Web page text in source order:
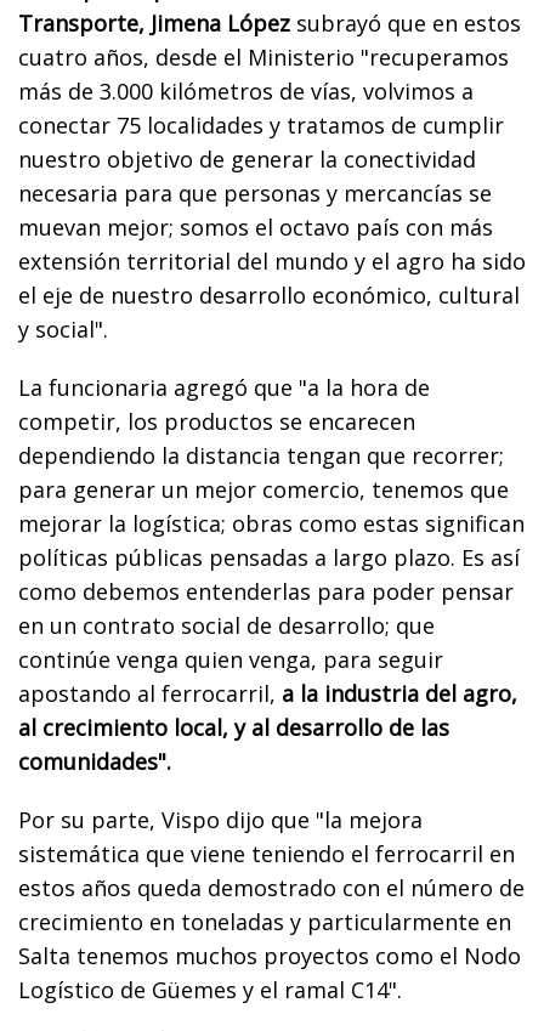
Transporte, Jimena López subrayó que en estos
cuatro años, desde el Ministerio "recuperamos
más de 3.000 kilómetros de vías, volvimos a
conectar 75 localidades y tratamos de cumplir
nuestro objetivo de generar la conectividad
necesaria para que personas y mercancías se
muevan mejor; somos el octavo país con más
extensión territorial del mundo y el agro ha sido
el eje de nuestro desarrollo económico, cultural
y social".
La funcionaria agregó que "a la hora de
competir, los productos se encarecen
dependiendo la distancia tengan que recorrer;
para generar un mejor comercio, tenemos que
mejorar la logística; obras como estas significan
políticas públicas pensadas a largo plazo. Es así
como debemos entenderlas para poder pensar
en un contrato social de desarrollo; que
continúe venga quien venga, para seguir
apostando al ferrocarril, a la industria del agro,
al crecimiento local, y al desarrollo de las
comunidades".
Por su parte, Vispo dijo que "la mejora
sistemática que viene teniendo el ferrocarril en
estos años queda demostrado con el número de
crecimiento en toneladas y particularmente en
Salta tenemos muchos proyectos como el Nodo
Logístico de Güemes y el ramal C14".